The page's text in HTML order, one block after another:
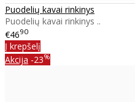
Puodelių kavai rinkinys
Puodelių kavai rinkinys ..
€4690
Į krepšelį
Akcija -23%